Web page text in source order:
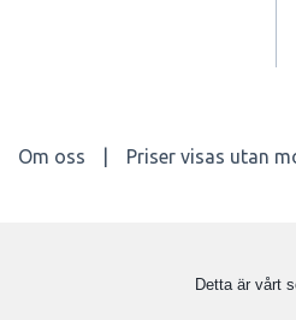
Om oss Priser visas utan
Detta är vårt